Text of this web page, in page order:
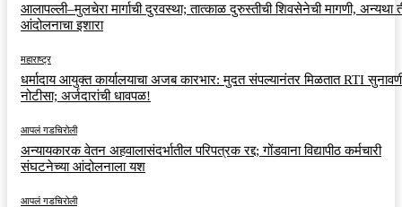
आलापल्ली–मुलचेरा मार्गाची दुरवस्था; तात्काळ दुरुस्तीची शिवसेनेची मागणी, अन्यथा
आंदोलनाचा इशारा
महाराष्ट्र
धर्मादाय आयुक्त कार्यालयाचा अजब कारभार: मुदत संपल्यानंतर मिळतात RTI
नोटीसा; अर्जदारांची धावपळ!
आपलं गडचिरोली
अन्यायकारक वेतन अहवालासंदर्भातील परिपत्रक रद्द; गोंडवाना विद्यापीठ कर्मचारी
संघटनेच्या आंदोलनाला यश
आपलं गडचिरोली